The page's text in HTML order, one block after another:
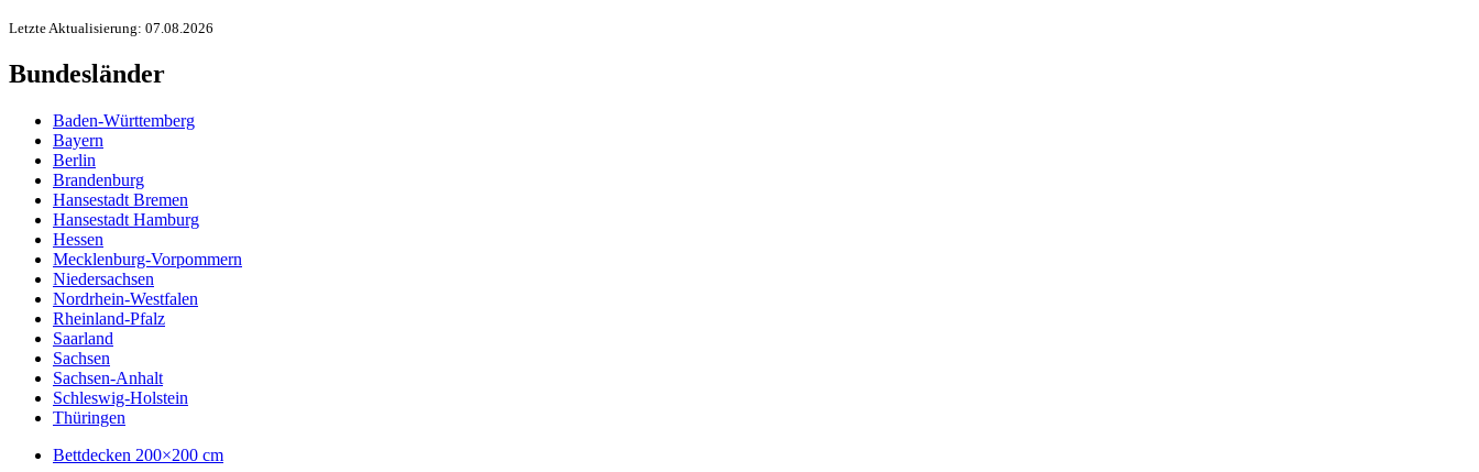
Letzte Aktualisierung: 07.08.2026
Bundesländer
Baden-Württemberg
Bayern
Berlin
Brandenburg
Hansestadt Bremen
Hansestadt Hamburg
Hessen
Mecklenburg-Vorpommern
Niedersachsen
Nordrhein-Westfalen
Rheinland-Pfalz
Saarland
Sachsen
Sachsen-Anhalt
Schleswig-Holstein
Thüringen
Bettdecken 200×200 cm